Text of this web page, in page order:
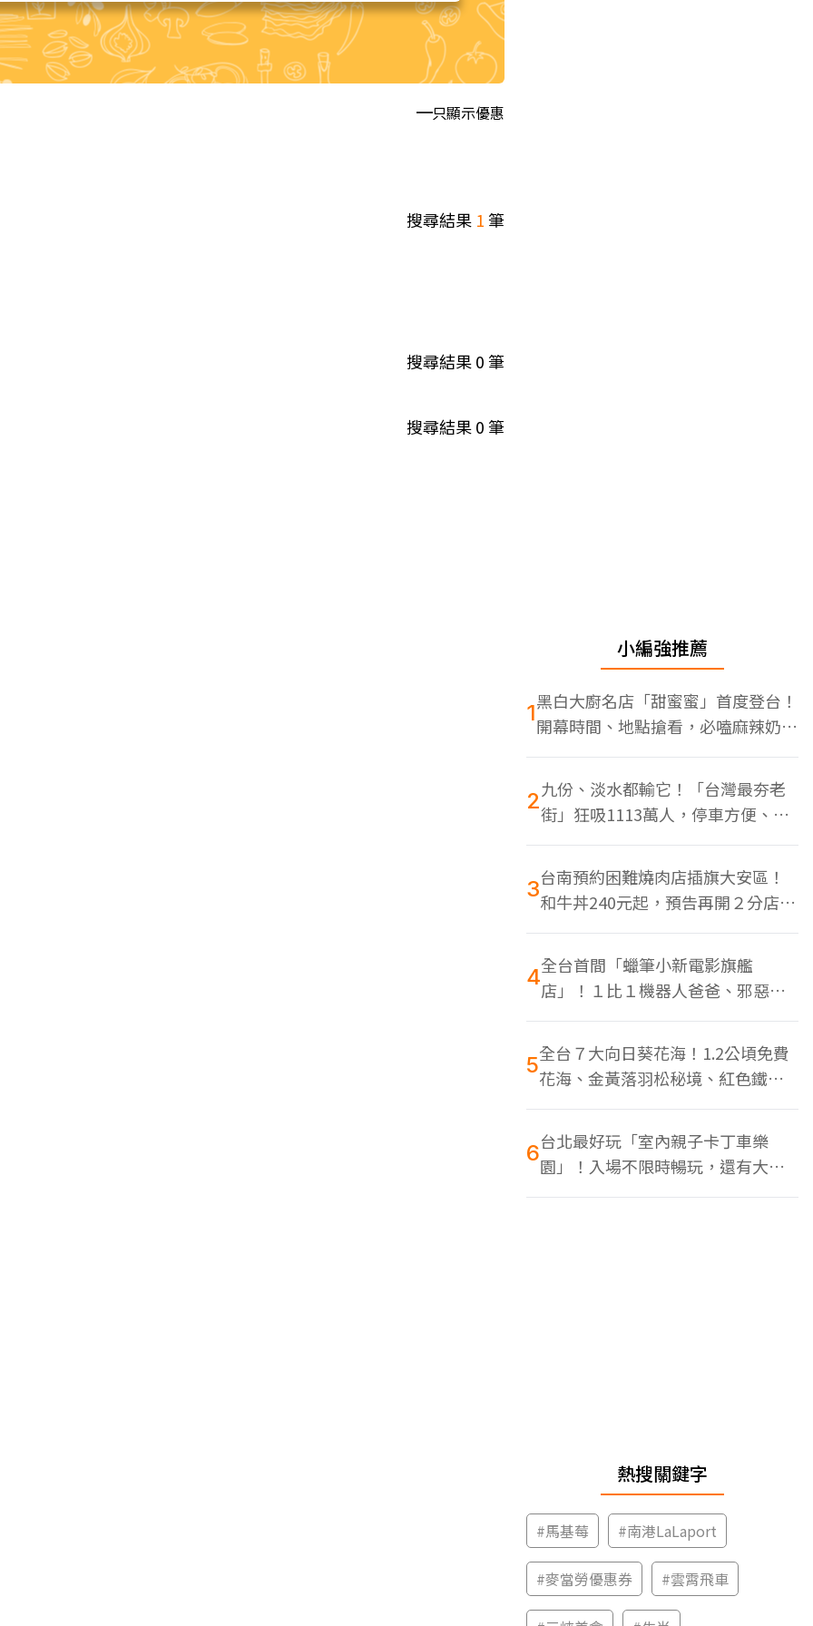
只顯示優惠
搜尋結果 1筆
搜尋結果0筆
搜尋結果0筆
小編強推薦
1黑白大廚名店「甜蜜蜜」首度登台！
開幕時間、地點搶看，必嗑麻辣奶油
蝦
2九份、淡水都輸它！「台灣最夯老
街」狂吸1113萬人，停車方便、特
色美食多
3台南預約困難燒肉店插旗大安區！
和牛丼240元起，預告再開２分店、
地點曝光
4全台首間「蠟筆小新電影旗艦
店」！１比１機器人爸爸、邪惡正
男，百款周邊買翻
5全台７大向日葵花海！1.2公頃免費
花海、金黃落羽松秘境、紅色鐵橋
同框
6台北最好玩「室內親子卡丁車樂
園」！入場不限時暢玩，還有大螢
幕Switch遊戲區
熱搜關鍵字
#馬基莓 #南港LaLaport
#麥當勞優惠券 #雲霄飛車